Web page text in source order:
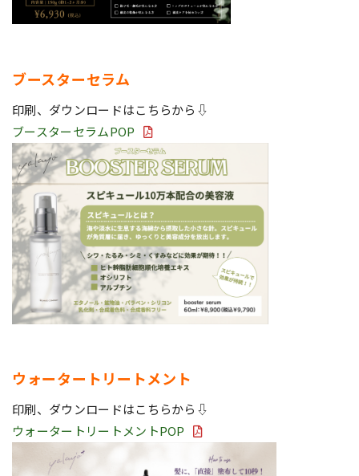
ブースターセラム
印刷、ダウンロードはこちらから⇩
ブースターセラムPOP
ウォータートリートメント
印刷、ダウンロードはこちらから⇩
ウォータートリートメントPOP